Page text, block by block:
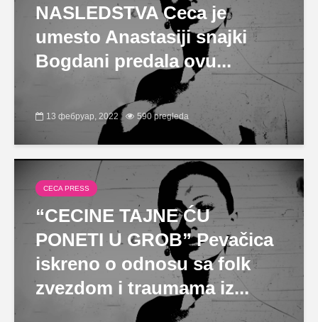
NASLEDSTVA Ceca je
umesto Anastasiji snajki
Bogdani predala ovu...
13 фебруар, 2022 590 pregleda
CECA PRESS
“CECINE TAJNE ĆU
PONETI U GROB” Pevačica
iskreno o odnosu sa folk
zvezdom i traumama iz...